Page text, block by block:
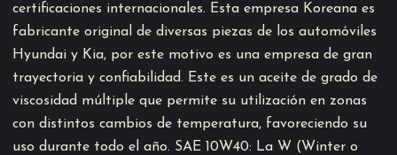
certificaciones internacionales. Esta empresa Koreana es
fabricante original de diversas piezas de los automóviles
Hyundai y Kia, por este motivo es una empresa de gran
trayectoria y confiabilidad. Este es un aceite de grado de
viscosidad múltiple que permite su utilización en zonas
con distintos cambios de temperatura, favoreciendo su
uso durante todo el año. SAE 10W40: La W (Winter o